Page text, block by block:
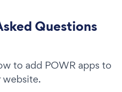
Questions
to add POWR apps to
website.